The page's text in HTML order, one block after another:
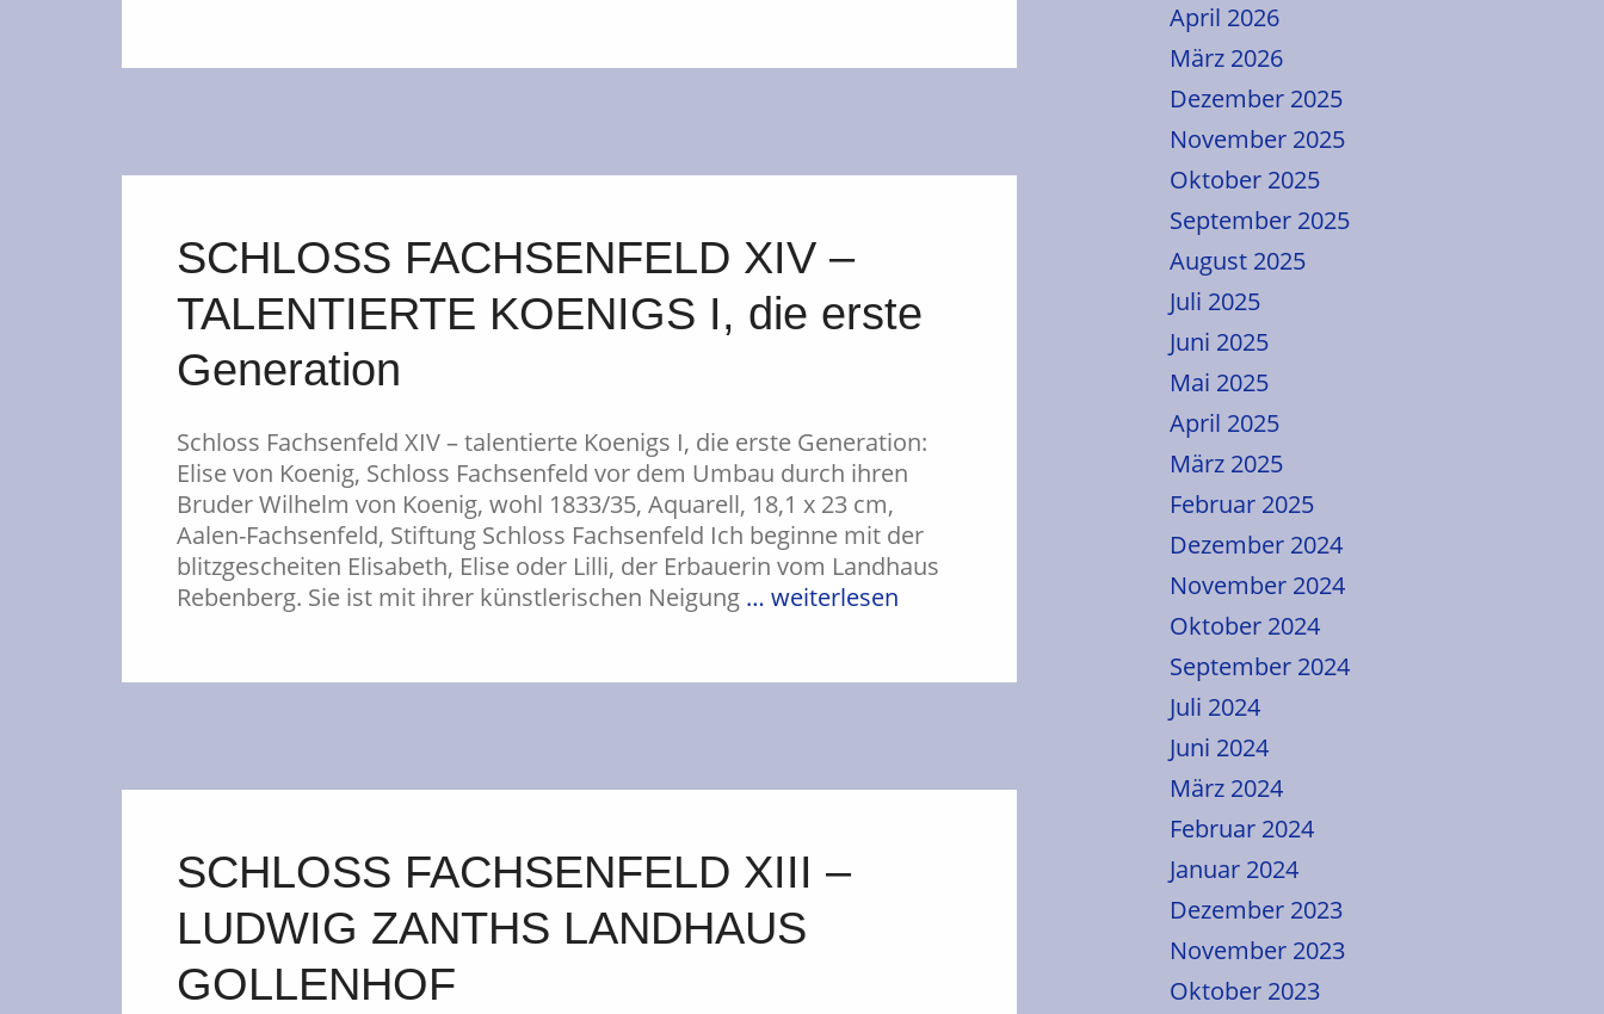
SCHLOSS FACHSENFELD XIV –
TALENTIERTE KOENIGS I, die erste
Generation
Schloss Fachsenfeld XIV – talentierte Koenigs I, die erste Generation:
Elise von Koenig, Schloss Fachsenfeld vor dem Umbau durch ihren
Bruder Wilhelm von Koenig, wohl 1833/35, Aquarell, 18,1 x 23 cm,
Aalen-Fachsenfeld, Stiftung Schloss Fachsenfeld Ich beginne mit der
blitzgescheiten Elisabeth, Elise oder Lilli, der Erbauerin vom Landhaus
Rebenberg. Sie ist mit ihrer künstlerischen Neigung … weiterlesen
SCHLOSS FACHSENFELD XIII –
LUDWIG ZANTHS LANDHAUS
GOLLENHOF
April 2026
März 2026
Dezember 2025
November 2025
Oktober 2025
September 2025
August 2025
Juli 2025
Juni 2025
Mai 2025
April 2025
März 2025
Februar 2025
Dezember 2024
November 2024
Oktober 2024
September 2024
Juli 2024
Juni 2024
März 2024
Februar 2024
Januar 2024
Dezember 2023
November 2023
Oktober 2023